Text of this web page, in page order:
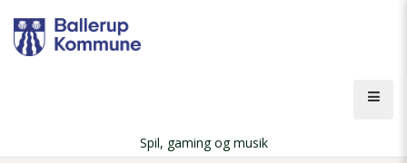
hovedindhold
Spil, gaming og musik